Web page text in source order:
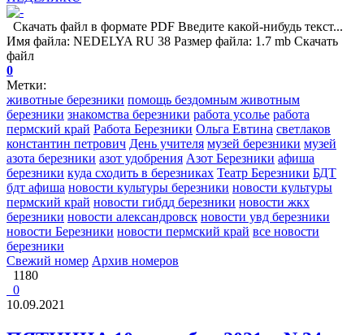
Скачать файл в формате PDF Введите какой-нибудь текст...
Имя файла: NEDELYA RU 38 Размер файла: 1.7 mb Скачать
файл
0
Метки:
животные березники помощь бездомным животным
березники знакомства березники работа усолье работа
пермский край Работа Березники Ольга Евтина светлаков
константин петрович День учителя музей березники музей
азота березники азот удобрения Азот Березники афиша
березники куда сходить в березниках Театр Березники БДТ
бдт афиша новости культуры березники новости культуры
пермский край новости гибдд березники новости жкх
березники новости александровск новости увд березники
новости Березники новости пермский край все новости
березники
Свежий номер Архив номеров
1180
0
10.09.2021